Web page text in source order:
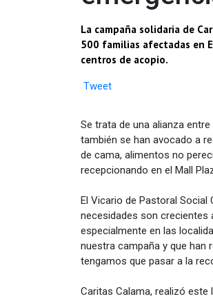
La campaña solidaria de
500 familias afectadas en
centros de acopio.
Tweet
Se trata de una alianza
también se han avocado a
de cama, alimentos no
recepcionando en el Mall
El Vicario de Pastoral
necesidades son crecientes
especialmente en las
nuestra campaña y que han
tengamos que pasar a la
Caritas Calama, realizó